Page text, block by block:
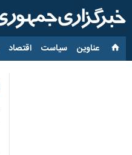
عناوین‌ سیاست اقتصاد